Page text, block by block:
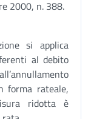
2000, n. 388.
si applica
al debito
forma rateale,
ridotta è